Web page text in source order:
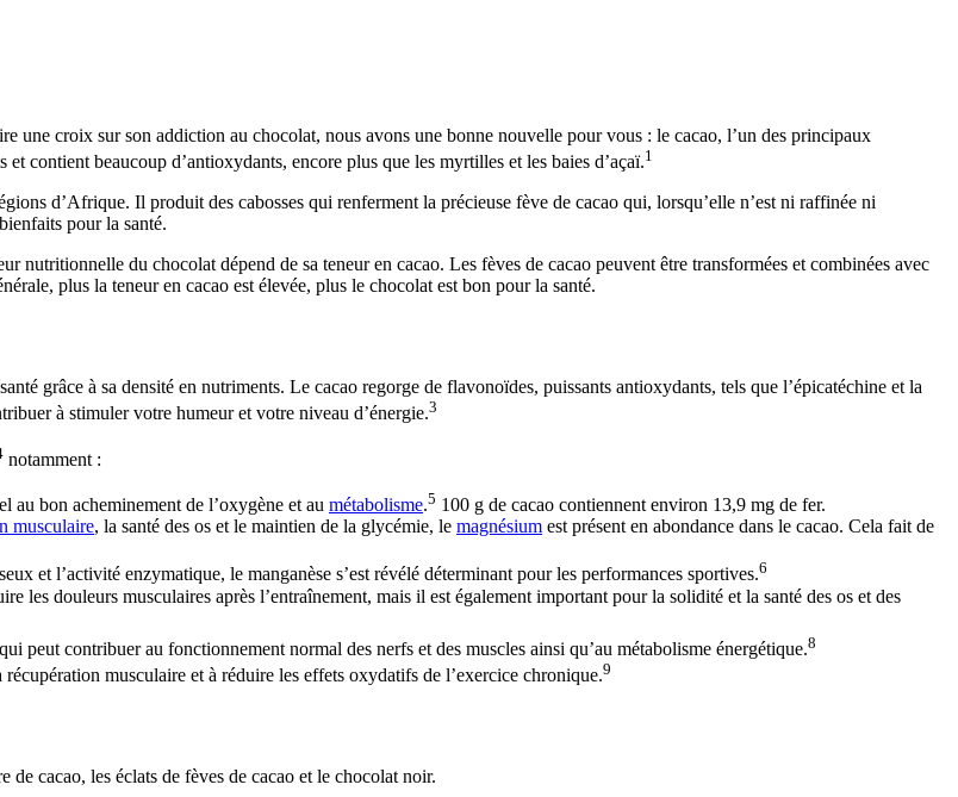
une croix sur son addiction au chocolat, nous avons une bonne nouvelle pour vous : le cacao, l’un des principaux
contient beaucoup d’antioxydants, encore plus que les myrtilles et les baies d’açaï.1
d’Afrique. Il produit des cabosses qui renferment la précieuse fève de cacao qui, lorsqu’elle n’est ni raffinée ni
pour la santé.
nutritionnelle du chocolat dépend de sa teneur en cacao. Les fèves de cacao peuvent être transformées et combinées avec
plus la teneur en cacao est élevée, plus le chocolat est bon pour la santé.
grâce à sa densité en nutriments. Le cacao regorge de flavonoïdes, puissants antioxydants, tels que l’épicatéchine et la
à stimuler votre humeur et votre niveau d’énergie.3
notamment :
au bon acheminement de l’oxygène et au métabolisme.5 100 g de cacao contiennent environ 13,9 mg de fer.
musculaire, la santé des os et le maintien de la glycémie, le magnésium est présent en abondance dans le cacao. Cela fait de
et l’activité enzymatique, le manganèse s’est révélé déterminant pour les performances sportives.6
les douleurs musculaires après l’entraînement, mais il est également important pour la solidité et la santé des os et des
peut contribuer au fonctionnement normal des nerfs et des muscles ainsi qu’au métabolisme énergétique.8
musculaire et à réduire les effets oxydatifs de l’exercice chronique.9
cacao, les éclats de fèves de cacao et le chocolat noir.